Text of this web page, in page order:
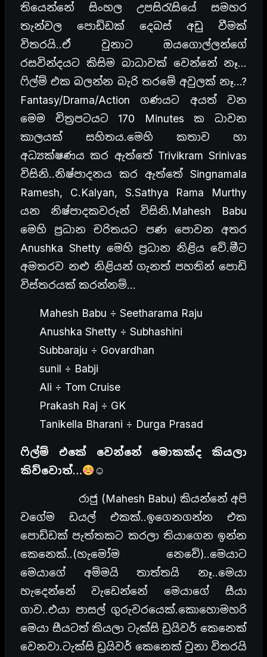
තියෙන්නේ සිංහල උපසිරැසියේ සමහර
තැන්වල පොඩ්ඩක් දෙබස් අඩු වීමක්
විතරයි..ඒ වුනාට ඔයගොල්ලන්ගේ
රසවින්දයට කිසිම බාධාවක් වෙන්නේ නෑ…
ෆිල්ම් එක බලන්න බැරි තරමේ අවුලක් නෑ…?
Fantasy/Drama/Action ගණයට අයත් වන
මෙම චිත්‍රපටයට 170 Minutes ක ධාවන
කාලයක් සහිතය.මෙහි කතාව හා
අධ්‍යක්ෂණය කර ඇත්තේ Trivikram Srinivas
විසිනි..නිෂ්පාදනය කර ඇත්තේ Singnamala
Ramesh, C.Kalyan, S.Sathya Rama Murthy
යන නිෂ්පාදකවරුන් විසිනි.Mahesh Babu
මෙහි ප්‍රධාන චරිතයට පණ පොවන අතර
Anushka Shetty මෙහි ප්‍රධාන නිළිය වේ.මීට
අමතරව නළු නිළියන් ගැනත් පහතින් පොඩි
විස්තරයක් කරන්නම්…
Mahesh Babu ÷ Seetharama Raju
Anushka Shetty ÷ Subhashini
Subbaraju ÷ Govardhan
sunil ÷ Babji
Ali ÷ Tom Cruise
Prakash Raj ÷ GK
Tanikella Bharani ÷ Durga Prasad
ෆිල්ම් එකේ වෙන්නේ මොකක්ද කියලා
කිව්වොත්…
☺
රාජු (Mahesh Babu) කියන්නේ අපි
වගේම ඩයල් එකක්..ඉගෙනගන්න එක
පොඩ්ඩක් පැත්තකට කරලා තියාගෙන ඉන්න
කෙනෙක්..(හැමෝම නෙවේ)..මෙයාට
මෙයාගේ අම්මයි තාත්තයි නෑ..මෙයා
හැදෙන්නේ වැඩෙන්නේ මෙයාගේ සීයා
ගාව..එයා පාසල් ගුරුවරයෙක්.කොහොමහරි
මෙයා සීයටත් කියලා ටැක්සි ඩ්‍රයිවර් කෙනෙක්
වෙනවා.ටැක්සි ඩ්‍රයිවර් කෙනෙක් වුනා විතරයි